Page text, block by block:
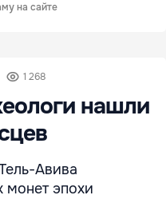
на сайте
1 268
нашли
Авива
монет эпохи